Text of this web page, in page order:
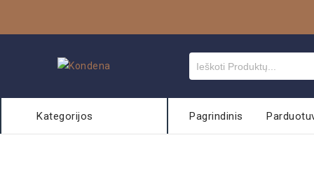
Kategorijos Pagrindinis